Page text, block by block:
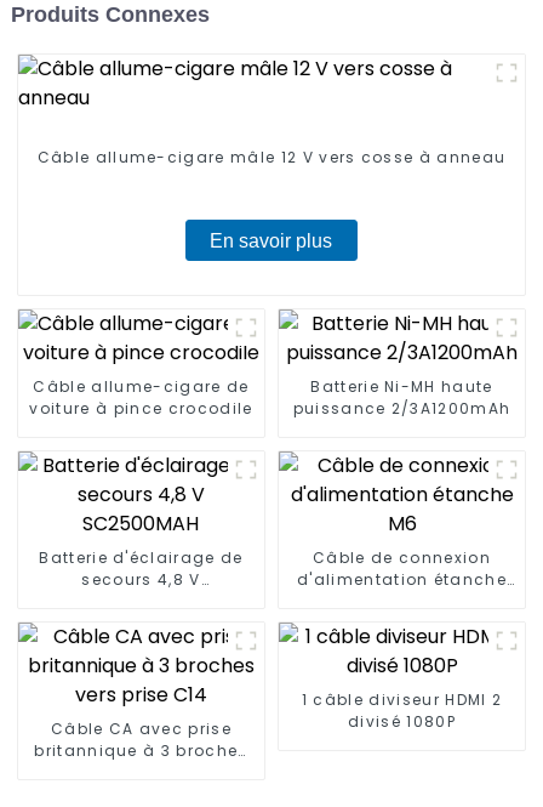
Produits Connexes
Câble allume-cigare mâle 12 V vers cosse à anneau
En savoir plus
Câble allume-cigare de
voiture à pince crocodile
Batterie Ni-MH haute
puissance 2/3A1200mAh
Batterie d'éclairage de
secours 4,8 V
Câble de connexion
d'alimentation étanche
Câble CA avec prise
britannique à 3 broches
1 câble diviseur HDMI 2
divisé 1080P